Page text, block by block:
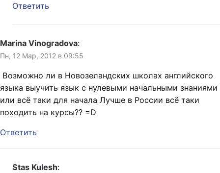
Ответить
Marina Vinogradova:
Пн, 12 Мар, 2012 в 09:55
Возможно ли в Новозеландских школах английского
языка выучить язык с нулевыми начальными знаниями
или всё таки для начала Лучше в России всё таки
походить на курсы?? =D
Ответить
Stas Kulesh: